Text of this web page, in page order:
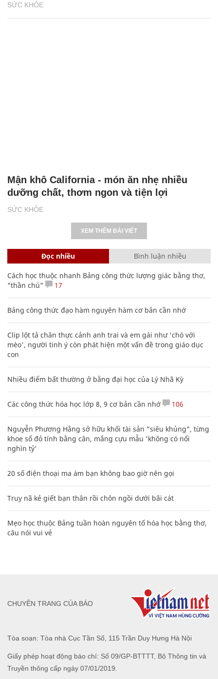
SỨC KHỎE
SỨC KHỎE
Mận khô California - món ăn nhẹ nhiều
dưỡng chất, thơm ngon và tiện lợi
XEM THÊM BÀI VIẾT
Đọc nhiều Bình luận nhiều
Cách học thuộc nhanh Bảng công thức lượng giác bằng thơ,
"thần chú"
17
Bảng công thức đạo hàm nguyên hàm cơ bản cần nhớ
Clip lột tả chân thực cảnh anh trai và em gái như 'chó với
mèo', người tinh ý còn phát hiện một vấn đề trong giáo dục
con
Nhiều điểm bất thường ở bằng đại học của Lý Nhã Kỳ
Các công thức hóa học lớp 8, 9 cơ bản cần nhớ 106
Nguyễn Phương Hằng sở hữu khối tài sản "siêu khủng", từng
khoe sổ đỏ tính bằng cân, mắng cựu mẫu 'không có nổi
nghìn tỷ'
20 số điện thoại ma ám bạn không bao giờ nên gọi
Truy nã kẻ giết bạn thân rồi chôn ngồi dưới bãi cát
Mẹo học thuộc Bảng tuần hoàn nguyên tố hóa học bằng thơ,
câu nói vui vẻ
Tòa soạn: Tòa nhà Cục Tần Số, 115 Trần Duy Hưng Hà Nội
Giấy phép hoạt động báo chí: Số 09/GP-BTTTT, Bộ Thông tin và
Truyền thông cấp ngày 07/01/2019.
CHUYÊN TRANG CỦA BÁO